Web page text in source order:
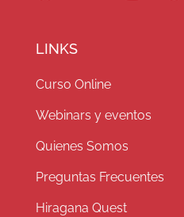
LINKS
Curso Online
Webinars y eventos
Quienes Somos
Preguntas Frecuentes
Hiragana Quest